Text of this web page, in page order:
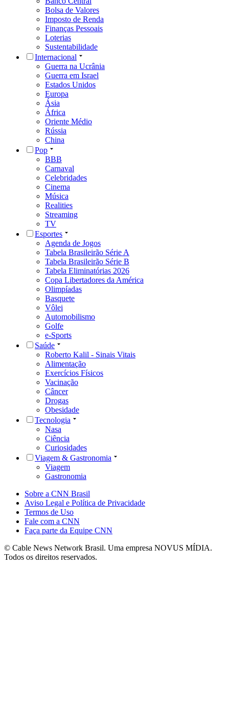
Bolsa de Valores
Imposto de Renda
Finanças Pessoais
Loterias
Sustentabilidade
Internacional
Guerra na Ucrânia
Guerra em Israel
Estados Unidos
Europa
Ásia
África
Oriente Médio
Rússia
China
Pop
BBB
Carnaval
Celebridades
Cinema
Música
Realities
Streaming
TV
Esportes
Agenda de Jogos
Tabela Brasileirão Série A
Tabela Brasileirão Série B
Tabela Eliminatórias 2026
Copa Libertadores da América
Olimpíadas
Basquete
Vôlei
Automobilismo
Golfe
e-Sports
Saúde
Roberto Kalil - Sinais Vitais
Alimentação
Exercícios Físicos
Vacinação
Câncer
Drogas
Obesidade
Tecnologia
Nasa
Ciência
Curiosidades
Viagem & Gastronomia
Viagem
Gastronomia
Sobre a CNN Brasil
Aviso Legal e Política de Privacidade
Termos de Uso
Fale com a CNN
Faça parte da Equipe CNN
© Cable News Network Brasil. Uma empresa NOVUS MÍDIA.
Todos os direitos reservados.